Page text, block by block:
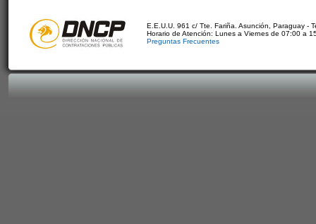
E.E.U.U. 961 c/ Tte. Fariña. Asunción, Paraguay -
Horario de Atención: Lunes a Viernes de 07:00 a
Preguntas Frecuentes